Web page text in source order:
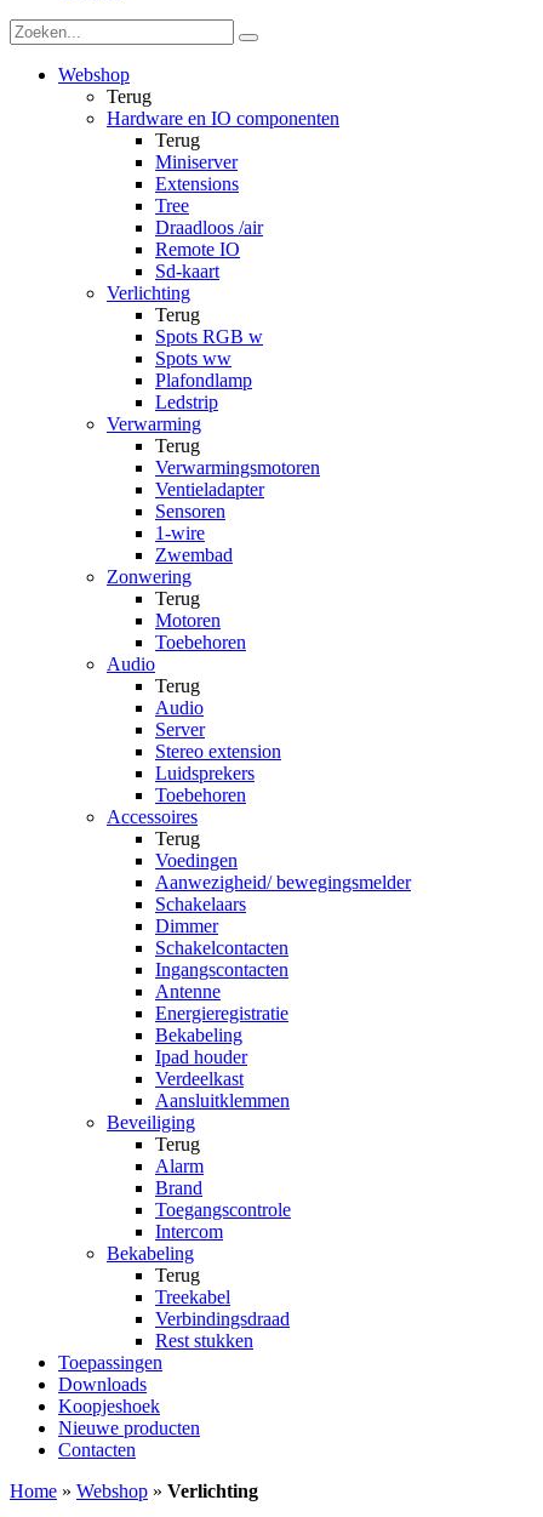
Webshop
Terug
Hardware en IO componenten
Terug
Miniserver
Extensions
Tree
Draadloos /air
Remote IO
Sd-kaart
Verlichting
Terug
Spots RGB w
Spots ww
Plafondlamp
Ledstrip
Verwarming
Terug
Verwarmingsmotoren
Ventieladapter
Sensoren
1-wire
Zwembad
Zonwering
Terug
Motoren
Toebehoren
Audio
Terug
Audio
Server
Stereo extension
Luidsprekers
Toebehoren
Accessoires
Terug
Voedingen
Aanwezigheid/ bewegingsmelder
Schakelaars
Dimmer
Schakelcontacten
Ingangscontacten
Antenne
Energieregistratie
Bekabeling
Ipad houder
Verdeelkast
Aansluitklemmen
Beveiliging
Terug
Alarm
Brand
Toegangscontrole
Intercom
Bekabeling
Terug
Treekabel
Verbindingsdraad
Rest stukken
Toepassingen
Downloads
Koopjeshoek
Nieuwe producten
Contacten
Home » Webshop » Verlichting